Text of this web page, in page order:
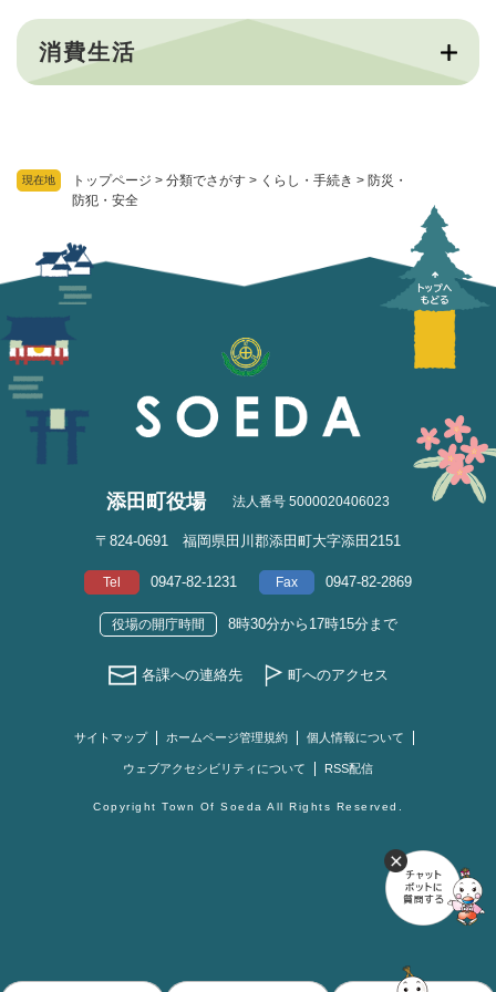
現在地 トップページ > 分類でさがす > くらし・手続き > 防災・
防犯・安全
消費生活
添田町役場 法人番号 5000020406023
〒824-0691 福岡県田川郡添田町大字添田2151
Tel 0947-82-1231 Fax 0947-82-2869
役場の開庁時間 8時30分から17時15分まで
各課への連絡先 町へのアクセス
サイトマップ ホームページ管理規約 個人情報について
ウェブアクセシビリティについて RSS配信
Copyright Town Of Soeda All Rights Reserved.